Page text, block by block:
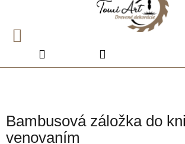
NÁKUPNÝ
Bambusová záložka do
venovaním